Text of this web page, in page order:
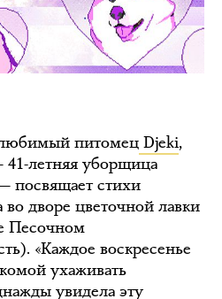
любимый питомец Djeki,
летняя уборщица
посвящает стихи
во дворе цветочной лавки
Песочном
«Каждое воскресенье
ухаживать
увидела эту